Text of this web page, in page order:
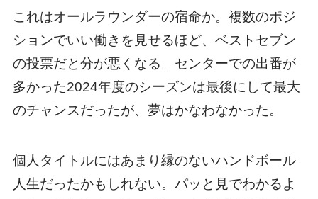
これはオールラウンダーの宿命か。複数のポジ
ションでいい働きを見せるほど、ベストセブン
の投票だと分が悪くなる。センターでの出番が
多かった2024年度のシーズンは最後にして最大
のチャンスだったが、夢はかなわなかった。
個人タイトルにはあまり縁のないハンドボール
人生だったかもしれない。パッと見でわかるよ